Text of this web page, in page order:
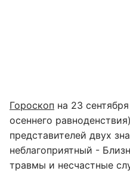
Гороскоп на 23
осеннего
представителей двух
неблагоприятный -
травмы и несчастные